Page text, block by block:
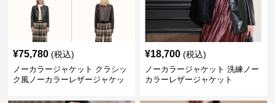
¥75,780 (税込)
ノーカラージャケット クラシッ
ク風ノーカラーレザージャケッ
¥18,700 (税込)
ノーカラージャケット 洗練ノー
カラーレザージャケット